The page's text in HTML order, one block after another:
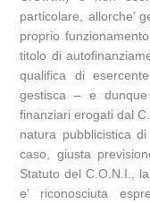
particolare, allorche’
proprio
titolo di
qualifica di
gestisca – e
finanziari erogati dal
natura pubblicistica di
caso, giusta
Statuto del C.O.N.I.,
e’ riconosciuta